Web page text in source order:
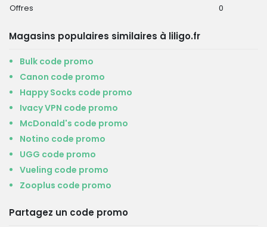
Offres
0
Magasins populaires similaires à liligo.fr
Bulk code promo
Canon code promo
Happy Socks code promo
Ivacy VPN code promo
McDonald's code promo
Notino code promo
UGG code promo
Vueling code promo
Zooplus code promo
Partagez un code promo